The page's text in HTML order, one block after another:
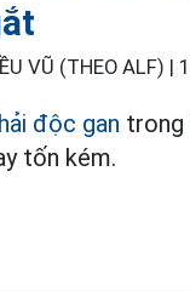
VŨ (THEO ALF) |
độc gan trong
tốn kém.